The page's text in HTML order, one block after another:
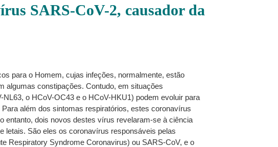
SARS-CoV-2, causador da
para o Homem, cujas infeções, normalmente, estão
algumas constipações. Contudo, em situações
o HCoV-OC43 e o HCoV-HKU1) podem evoluir para
além dos sintomas respiratórios, estes coronavírus
entanto, dois novos destes vírus revelaram-se à ciência
letais. São eles os coronavírus responsáveis pelas
Respiratory Syndrome Coronavirus) ou SARS-CoV, e o